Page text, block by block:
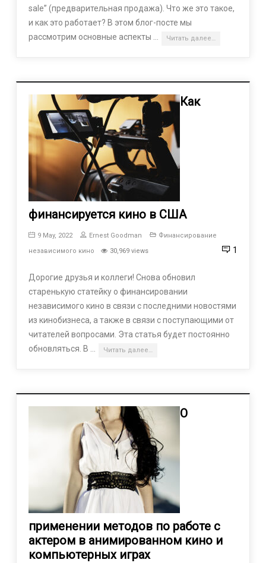
sale” (предварительная продажа). Что же это такое,
и как это работает? В этом блог-посте мы
рассмотрим основные аспекты …
Читать далее…
Как
финансируется кино в США
9 May, 2022 Ernest Goodman
Финансирование
независимого кино
30,969 views 1
Дорогие друзья и коллеги! Снова обновил
старенькую статейку о финансировании
независимого кино в связи с последними новостями
из кинобизнеса, а также в связи с поступающими от
читателей вопросами. Эта статья будет постоянно
обновляться. В …
Читать далее…
О
применении методов по работе с
актером в анимированном кино и
компьютерных играх